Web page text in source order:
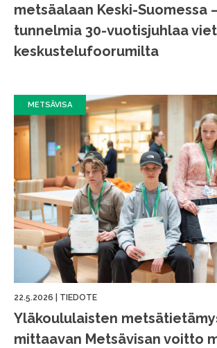
metsäalaan Keski-Suomessa
tunnelmia 30-vuotisjuhlaa
keskustelufoorumilta
METSÄVISA
22.5.2026 TIEDOTE
Yläkoululaisten
mittaavan Metsävisan voitto